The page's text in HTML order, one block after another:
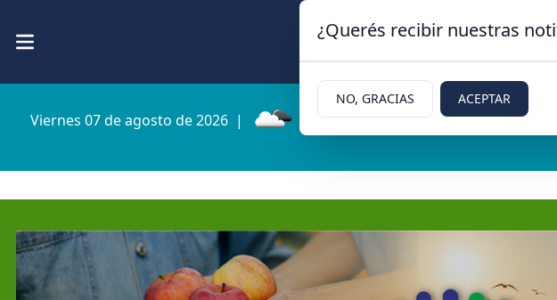
Viernes 07 de agosto de 2026 | 12.4ºc | Cipolletti, Rio Negro
¿Querés recibir nuestras
NO, GRACIAS ACEPTAR